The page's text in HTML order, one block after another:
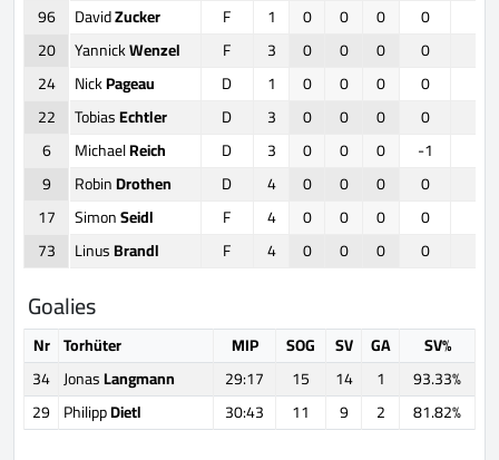
96
DavidZucker F 1 0 0 0 0
20
YannickWenzel F 3 0 0 0 0
24
NickPageau D 1 0 0 0 0
22
TobiasEchtler D 3 0 0 0 0
6
MichaelReich D 3 0 0 0 -1
9
RobinDrothen D 4 0 0 0 0
17
SimonSeidl F 4 0 0 0 0
73
LinusBrandl F 4 0 0 0 0
Goalies
Nr Torhüter MIP SOG SV GA
SV%
34 JonasLangmann 29:17 15 14 1
93.33%
29 PhilippDietl 30:43 11 9 2 81.82%